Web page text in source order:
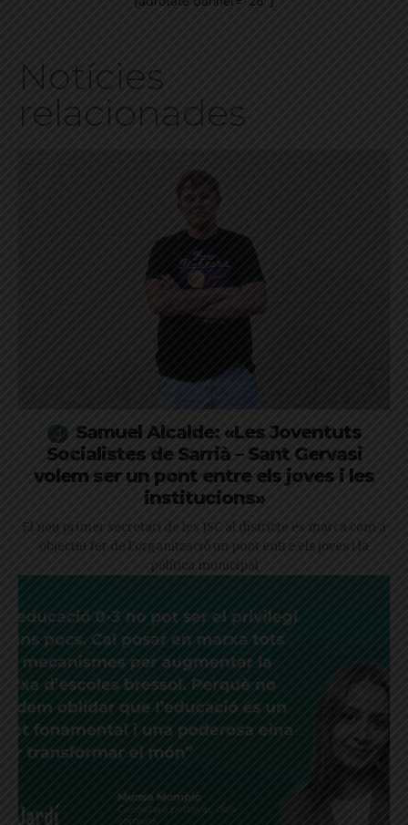
Notícies
relacionades
Samuel Alcalde: «Les Joventuts
Socialistes de Sarrià – Sant Gervasi
volem ser un pont entre els joves i les
institucions»
El nou primer secretari de les JSC al districte es marca com a
objectiu fer de l'organització un pont entre els joves i la
política municipal